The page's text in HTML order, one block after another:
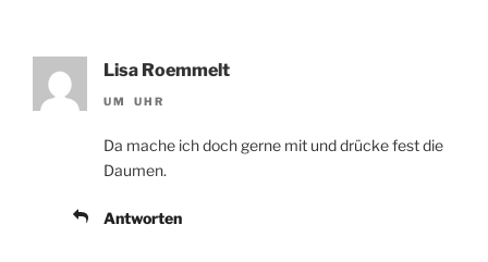
Lisa Roemmelt
UM UHR
Da mache ich doch gerne mit und drücke fest die
Daumen.
Antworten